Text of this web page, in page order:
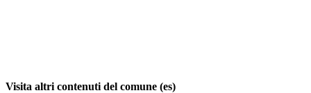
Visita altri contenuti del comune (es)